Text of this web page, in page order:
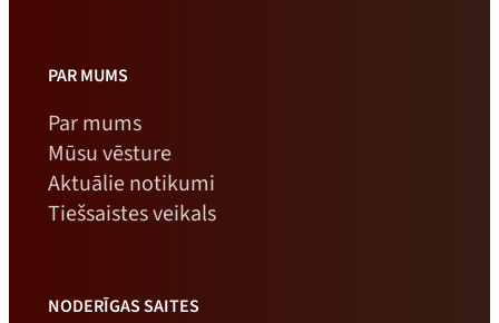
PAR MUMS
Par mums
Mūsu vēsture
Aktuālie notikumi
Tiešsaistes veikals
NODERĪGAS SAITES